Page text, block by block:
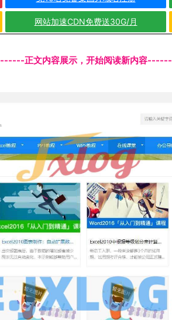
网站加速CDN免费送30G/月
------正文内容展示，开始阅读新内容------